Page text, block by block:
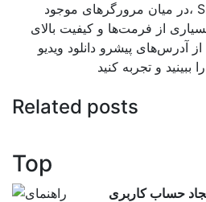
در میان مرورگرهای موجود، Snappin.app به لطف رابط
از فرمت‌ها و کیفیت بالای
آدرس‌های پیشرو دانلود ویدیو
Related posts
Top
حساب کاربری